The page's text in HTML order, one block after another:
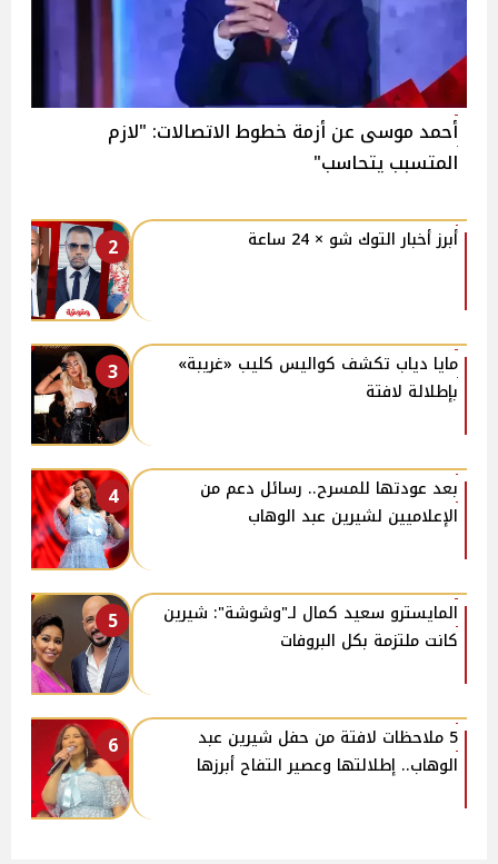
أحمد موسى عن أزمة خطوط الاتصالات: "لازم
المتسبب يتحاسب"
2 أبرز أخبار التوك شو × 24 ساعة
3
مايا دياب تكشف كواليس كليب «غريبة»
بإطلالة لافتة
4
بعد عودتها للمسرح.. رسائل دعم من
الإعلاميين لشيرين عبد الوهاب
5
المايسترو سعيد كمال لـ"وشوشة": شيرين
كانت ملتزمة بكل البروفات
6
5 ملاحظات لافتة من حفل شيرين عبد
الوهاب.. إطلالتها وعصير التفاح أبرزها